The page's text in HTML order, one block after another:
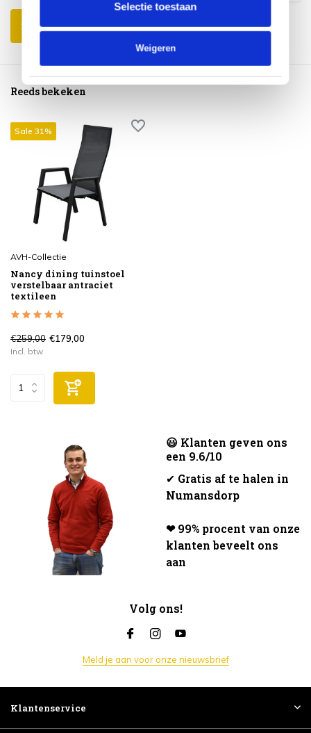
Selectie toestaan
Weigeren
Schrijf je eigen review
Reeds bekeken
Sale 31%
AVH-Collectie
Nancy dining tuinstoel
verstelbaar antraciet
textileen
€259,00 €179,00
Incl. btw
😃 Klanten geven ons
een 9.6/10
✔ Gratis af te halen in
Numansdorp
❤ 99% procent van onze
klanten beveelt ons
aan
Volg ons!
Meld je aan voor onze nieuwsbrief
Klantenservice